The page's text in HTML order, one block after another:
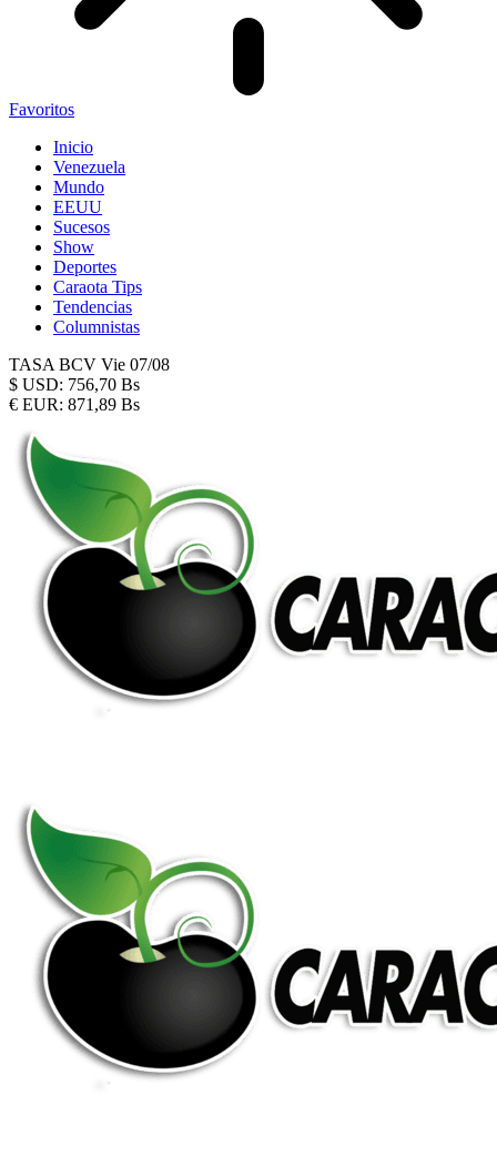
Favoritos
Inicio
Venezuela
Mundo
EEUU
Sucesos
Show
Deportes
Caraota Tips
Tendencias
Columnistas
TASA BCV Vie 07/08
$ USD: 756,70 Bs
€ EUR: 871,89 Bs